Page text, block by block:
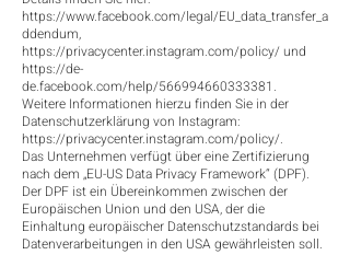
https://www.facebook.com/legal/EU_data_transfer_a
ddendum,
https://privacycenter.instagram.com/policy/ und
https://de-
de.facebook.com/help/566994660333381.
Weitere Informationen hierzu finden Sie in der
Datenschutzerklärung von Instagram:
https://privacycenter.instagram.com/policy/.
Das Unternehmen verfügt über eine Zertifizierung
nach dem „EU-US Data Privacy Framework“ (DPF).
Der DPF ist ein Übereinkommen zwischen der
Europäischen Union und den USA, der die
Einhaltung europäischer Datenschutzstandards bei
Datenverarbeitungen in den USA gewährleisten soll.